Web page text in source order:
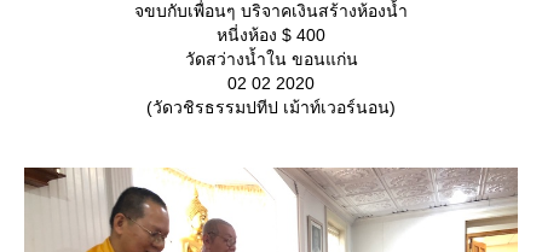
จขบกับเพื่อนๆ บริจาคเงินสร้างห้องน้ำ
หนี่งห้อง $ 400
วัดสว่างน้ำใน ขอนแก่น
02 02 2020
(วัดวชิรธรรมปทีป เม้าท์เวอร์นอน)